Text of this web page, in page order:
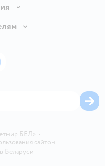
оплата
файлов cookie
БЕЛ» •
сайтом
Беларуси